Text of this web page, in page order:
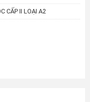
CẤP II LOẠI A2